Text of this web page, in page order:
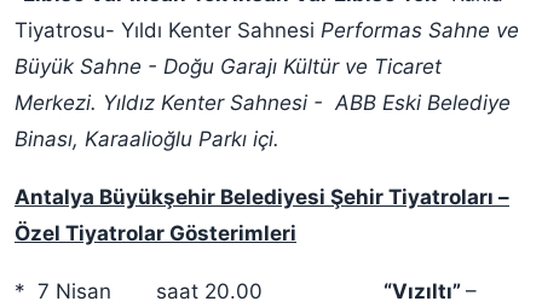
Tiyatrosu- Yıldı Kenter Sahnesi Performas Sahne ve
Büyük Sahne - Doğu Garajı Kültür ve Ticaret
Merkezi. Yıldız Kenter Sahnesi - ABB Eski Belediye
Binası, Karaalioğlu Parkı içi.
Antalya Büyükşehir Belediyesi Şehir Tiyatroları –
Özel Tiyatrolar Gösterimleri
* 7 Nisan saat 20.00 “Vızıltı” –